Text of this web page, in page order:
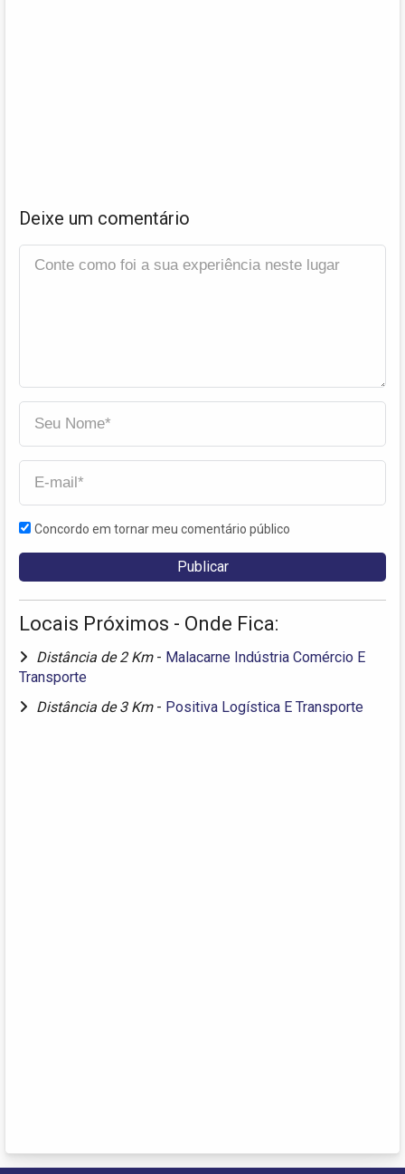
Deixe um comentário
Concordo em tornar meu comentário público
Locais Próximos - Onde Fica:
Distância de 2 Km - Malacarne Indústria Comércio E
Transporte
Distância de 3 Km - Positiva Logística E Transporte